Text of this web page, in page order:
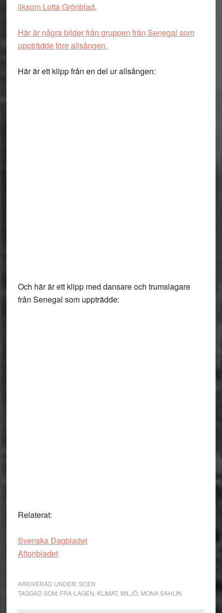
liksom Lotta Grönblad.
Här är några bilder från gruppen från Senegal som
uppträdde före allsången.
Här är ett klipp från en del ur allsången:
Och här är ett klipp med dansare och trumslagare
från Senegal som uppträdde:
Relaterat:
Svenska Dagbladet
Aftonbladet
ARKIVERAD UNDER:SCEN
TAGGAD SOM: FRA-LAGEN KLIMAT, MILJÖ, MONA SAHLIN